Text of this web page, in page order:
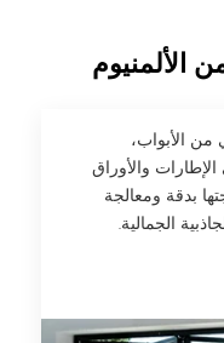
الألمنيوم
من الأبواب،
والأوراق
بدقة ومعالجة
الجمالية.